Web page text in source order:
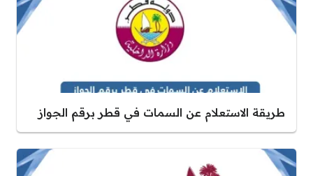
طريقة الاستعلام عن السمات في قطر برقم الجواز